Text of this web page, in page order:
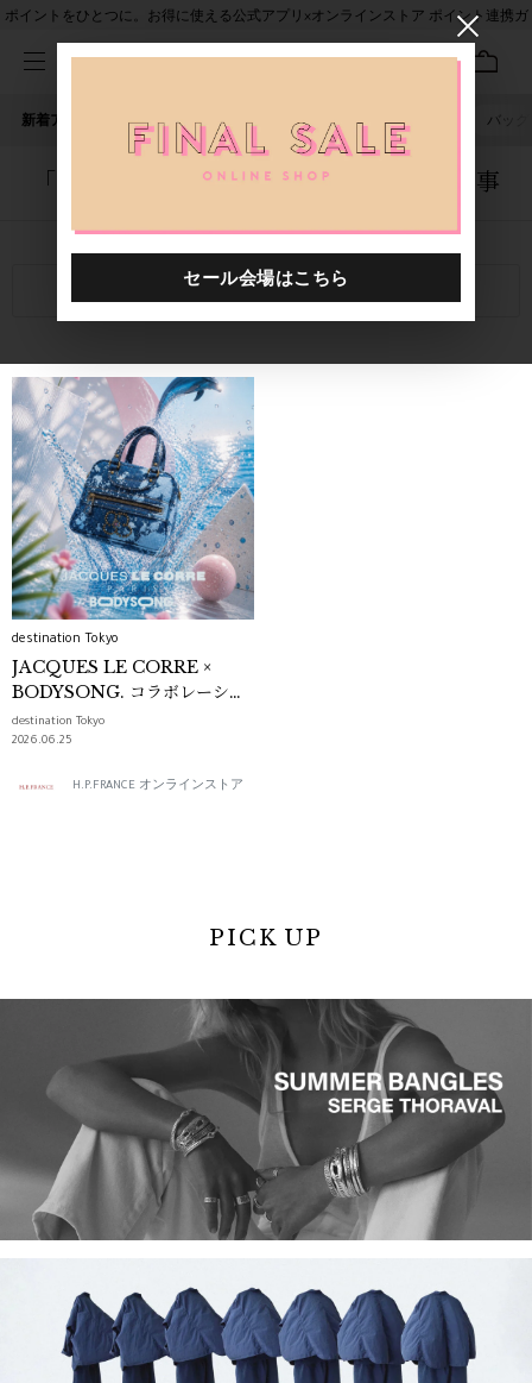
ポイントをひとつに。お得に使える公式アプリ×オンラインストア ポイント連携ガ
新着アイテム 人気ワード セール 40th限定 バッグ
「6000112.2610031.0009」に関する記事
関連キーワード
destination Tokyo
JACQUES LE CORRE ×
BODYSONG. コラボレーショ
ンバッグ
destination Tokyo
2026.06.25
H.P.FRANCE オンラインストア
PICK UP